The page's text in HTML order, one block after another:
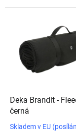
Deka Brandit -
černá
Skladem v EU